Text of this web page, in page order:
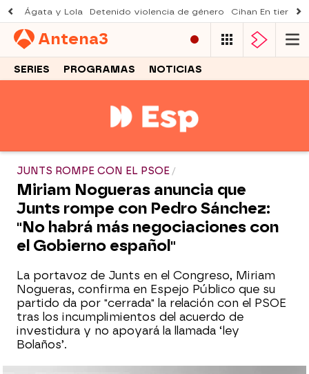
Ágata y Lola Detenido violencia de género Cihan En tierra
Antena3
SERIES PROGRAMAS NOTICIAS
JUNTS ROMPE CON EL PSOE
Miriam Nogueras anuncia que
Junts rompe con Pedro Sánchez:
"No habrá más negociaciones con
el Gobierno español"
La portavoz de Junts en el Congreso, Miriam
Nogueras, confirma en Espejo Público que su
partido da por "cerrada" la relación con el PSOE
tras los incumplimientos del acuerdo de
investidura y no apoyará la llamada ‘ley
Bolaños’.